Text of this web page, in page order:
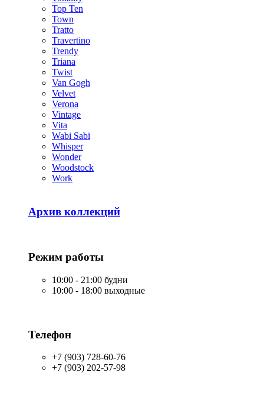
Top Ten
Town
Tratto
Travertino
Trendy
Triana
Twist
Van Gogh
Velvet
Verona
Vintage
Vita
Wabi Sabi
Whisper
Wonder
Woodstock
Work
Архив коллекций
Режим работы
10:00 - 21:00 будни
10:00 - 18:00 выходные
Телефон
+7 (903) 728-60-76
+7 (903) 202-57-98